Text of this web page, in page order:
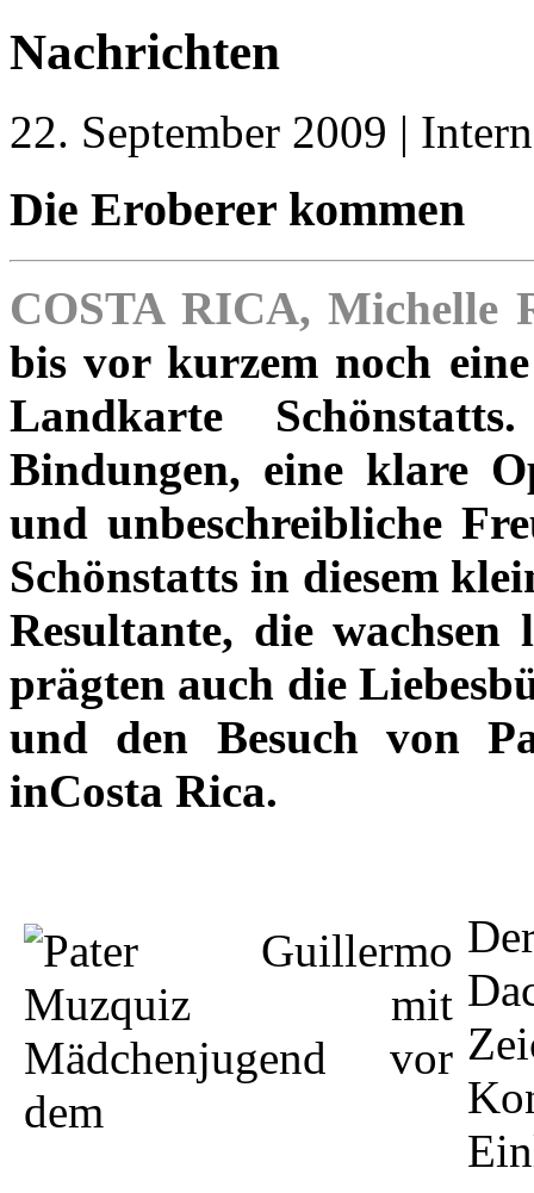
Nachrichten
22. September 2009 |
Die Eroberer kommen
COSTA RICA, Michelle
bis vor kurzem noch
Landkarte
Bindungen, eine klare
und unbeschreibliche
Schönstatts in diesem
Resultante, die wachsen
prägten auch die
und den Besuch von
inCosta Rica.